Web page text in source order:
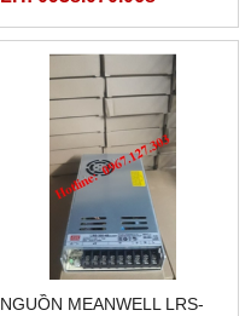
NGUỒN MEANWELL LRS-